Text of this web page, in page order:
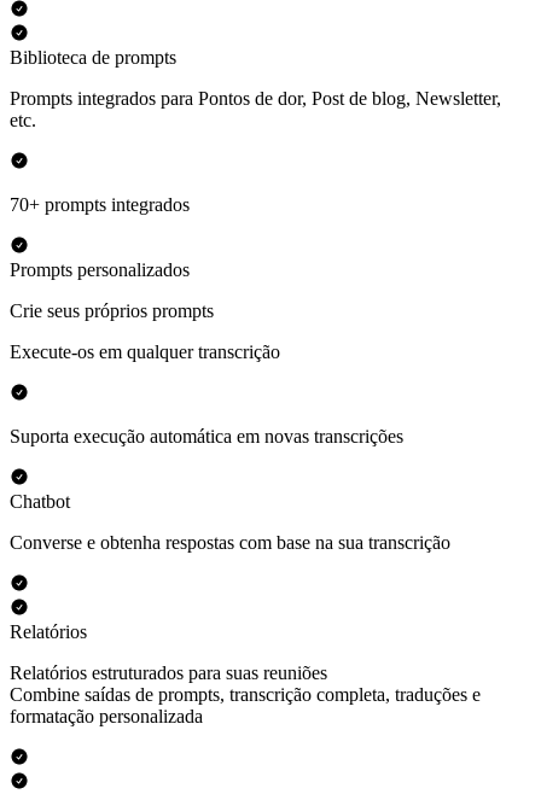
Biblioteca de prompts
Prompts integrados para Pontos de dor, Post de blog, Newsletter,
etc.
70+ prompts integrados
Prompts personalizados
Crie seus próprios prompts
Execute-os em qualquer transcrição
Suporta execução automática em novas transcrições
Chatbot
Converse e obtenha respostas com base na sua transcrição
Relatórios
Relatórios estruturados para suas reuniões
Combine saídas de prompts, transcrição completa, traduções e
formatação personalizada